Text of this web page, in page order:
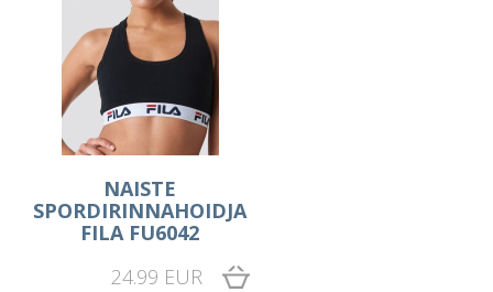
NAISTE
SPORDIRINNAHOIDJA
FILA FU6042
24.99 EUR